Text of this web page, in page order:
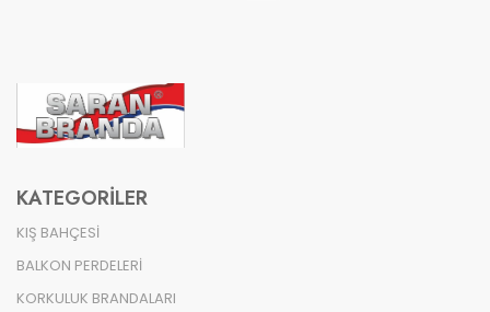
KATEGORILER
KIŞ BAHÇESİ
BALKON PERDELERİ
KORKULUK BRANDALARI